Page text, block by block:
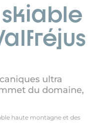
ultra
du domaine,
haute montagne et des